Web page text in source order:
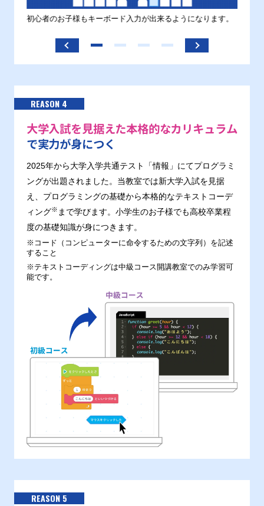
初心者のお子様もキーボード入力が出来るようになります。
REASON 4
大学入試を見据えた本格的なカリキュラム
で実力が身につく
2025年から大学入学共通テスト「情報」にてプログラミ
ングが出題されました。当教室では新大学入試を見据
え、プログラミングの基礎から本格的なテキストコーデ
ィング※ まで学びます。小学生のお子様でも高校卒業程
度の基礎知識が身につきます。
※コード（コンピューターに命令するための文字列）を記述
すること
※テキストコーディングは中級コース開講教室でのみ学習可
能です。
REASON 5